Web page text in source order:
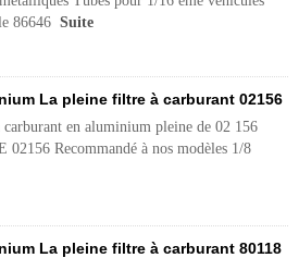
86646 Suite
La pleine filtre à carburant 02156
en aluminium pleine de 02 156
02156 Recommandé à nos modèles 1/8
La pleine filtre à carburant 80118